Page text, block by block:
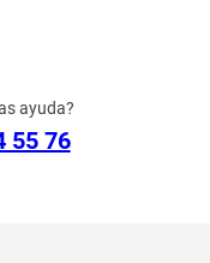
ayuda?
55 76